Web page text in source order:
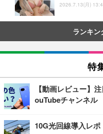
2026.7.13(月)
ランキン
特
【動画レビュー】
ouTubeチャンネル
10G光回線導入レポ